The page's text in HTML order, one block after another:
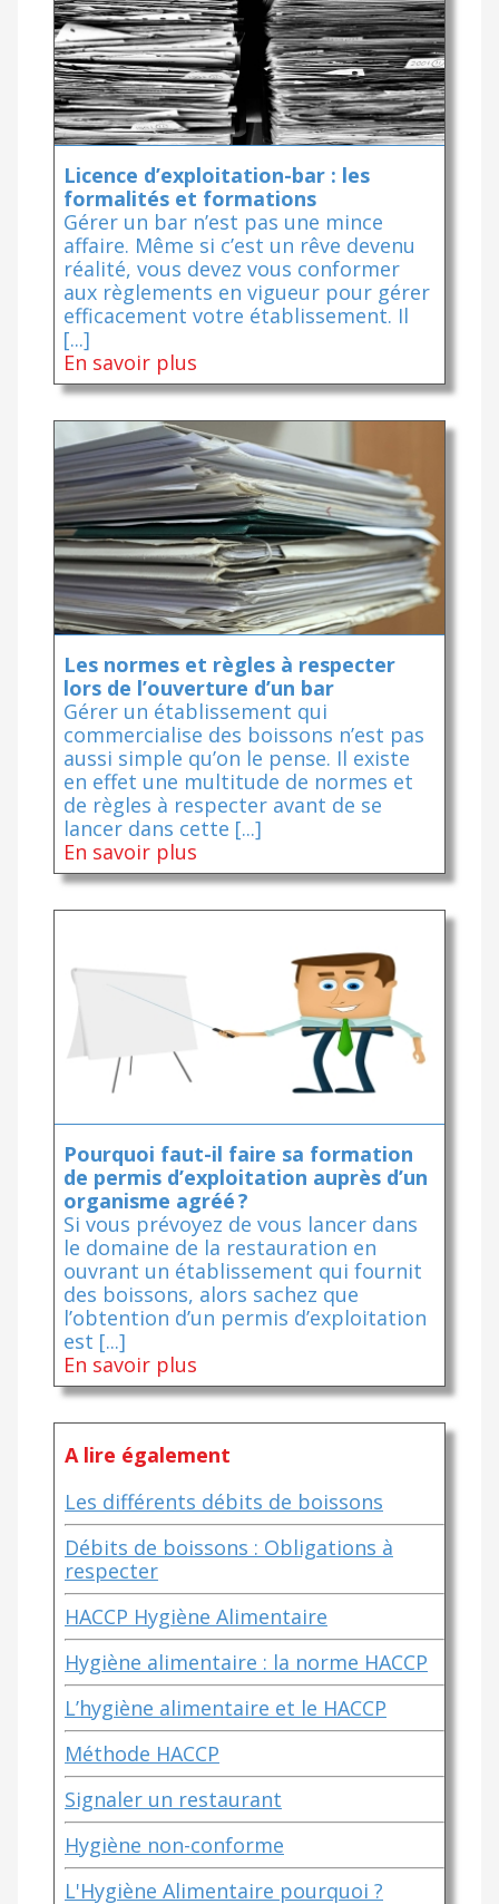
Licence d’exploitation-bar : les
formalités et formations
Gérer un bar n’est pas une mince
affaire. Même si c’est un rêve devenu
réalité, vous devez vous conformer
aux règlements en vigueur pour gérer
efficacement votre établissement. Il
[...]
En savoir plus
Les normes et règles à respecter
lors de l’ouverture d’un bar
Gérer un établissement qui
commercialise des boissons n’est pas
aussi simple qu’on le pense. Il existe
en effet une multitude de normes et
de règles à respecter avant de se
lancer dans cette [...]
En savoir plus
Pourquoi faut-il faire sa formation
de permis d’exploitation auprès d’un
organisme agréé ?
Si vous prévoyez de vous lancer dans
le domaine de la restauration en
ouvrant un établissement qui fournit
des boissons, alors sachez que
l’obtention d’un permis d’exploitation
est [...]
En savoir plus
A lire également
Les différents débits de boissons
Débits de boissons : Obligations à
respecter
HACCP Hygiène Alimentaire
Hygiène alimentaire : la norme HACCP
L’hygiène alimentaire et le HACCP
Méthode HACCP
Signaler un restaurant
Hygiène non-conforme
L'Hygiène Alimentaire pourquoi ?